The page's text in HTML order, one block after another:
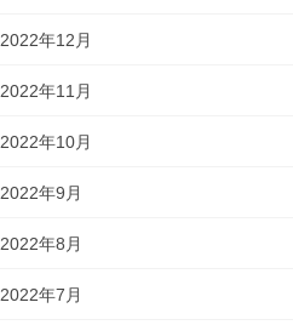
2022年12月
2022年11月
2022年10月
2022年9月
2022年8月
2022年7月